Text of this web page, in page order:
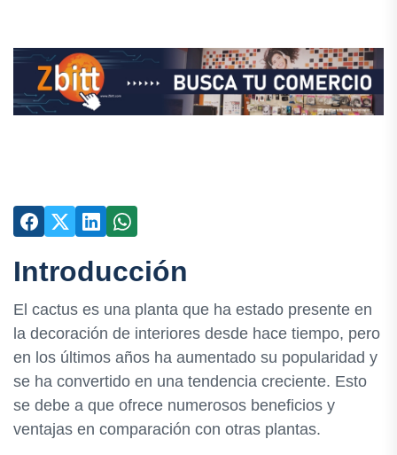
Introducción
El cactus es una planta que ha estado presente en
la decoración de interiores desde hace tiempo, pero
en los últimos años ha aumentado su popularidad y
se ha convertido en una tendencia creciente. Esto
se debe a que ofrece numerosos beneficios y
ventajas en comparación con otras plantas.